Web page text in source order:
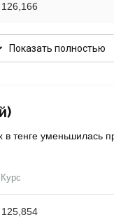
126,166
Показать полностью
в тенге уменьшилась
Курс
125,854